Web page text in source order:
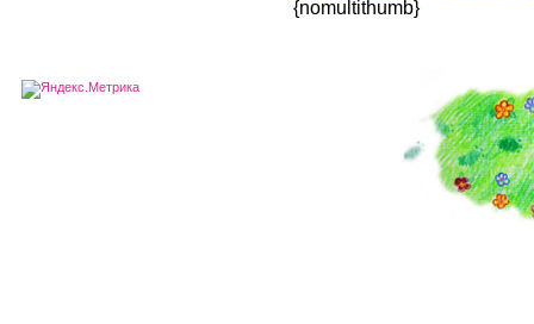
{nomultithumb}